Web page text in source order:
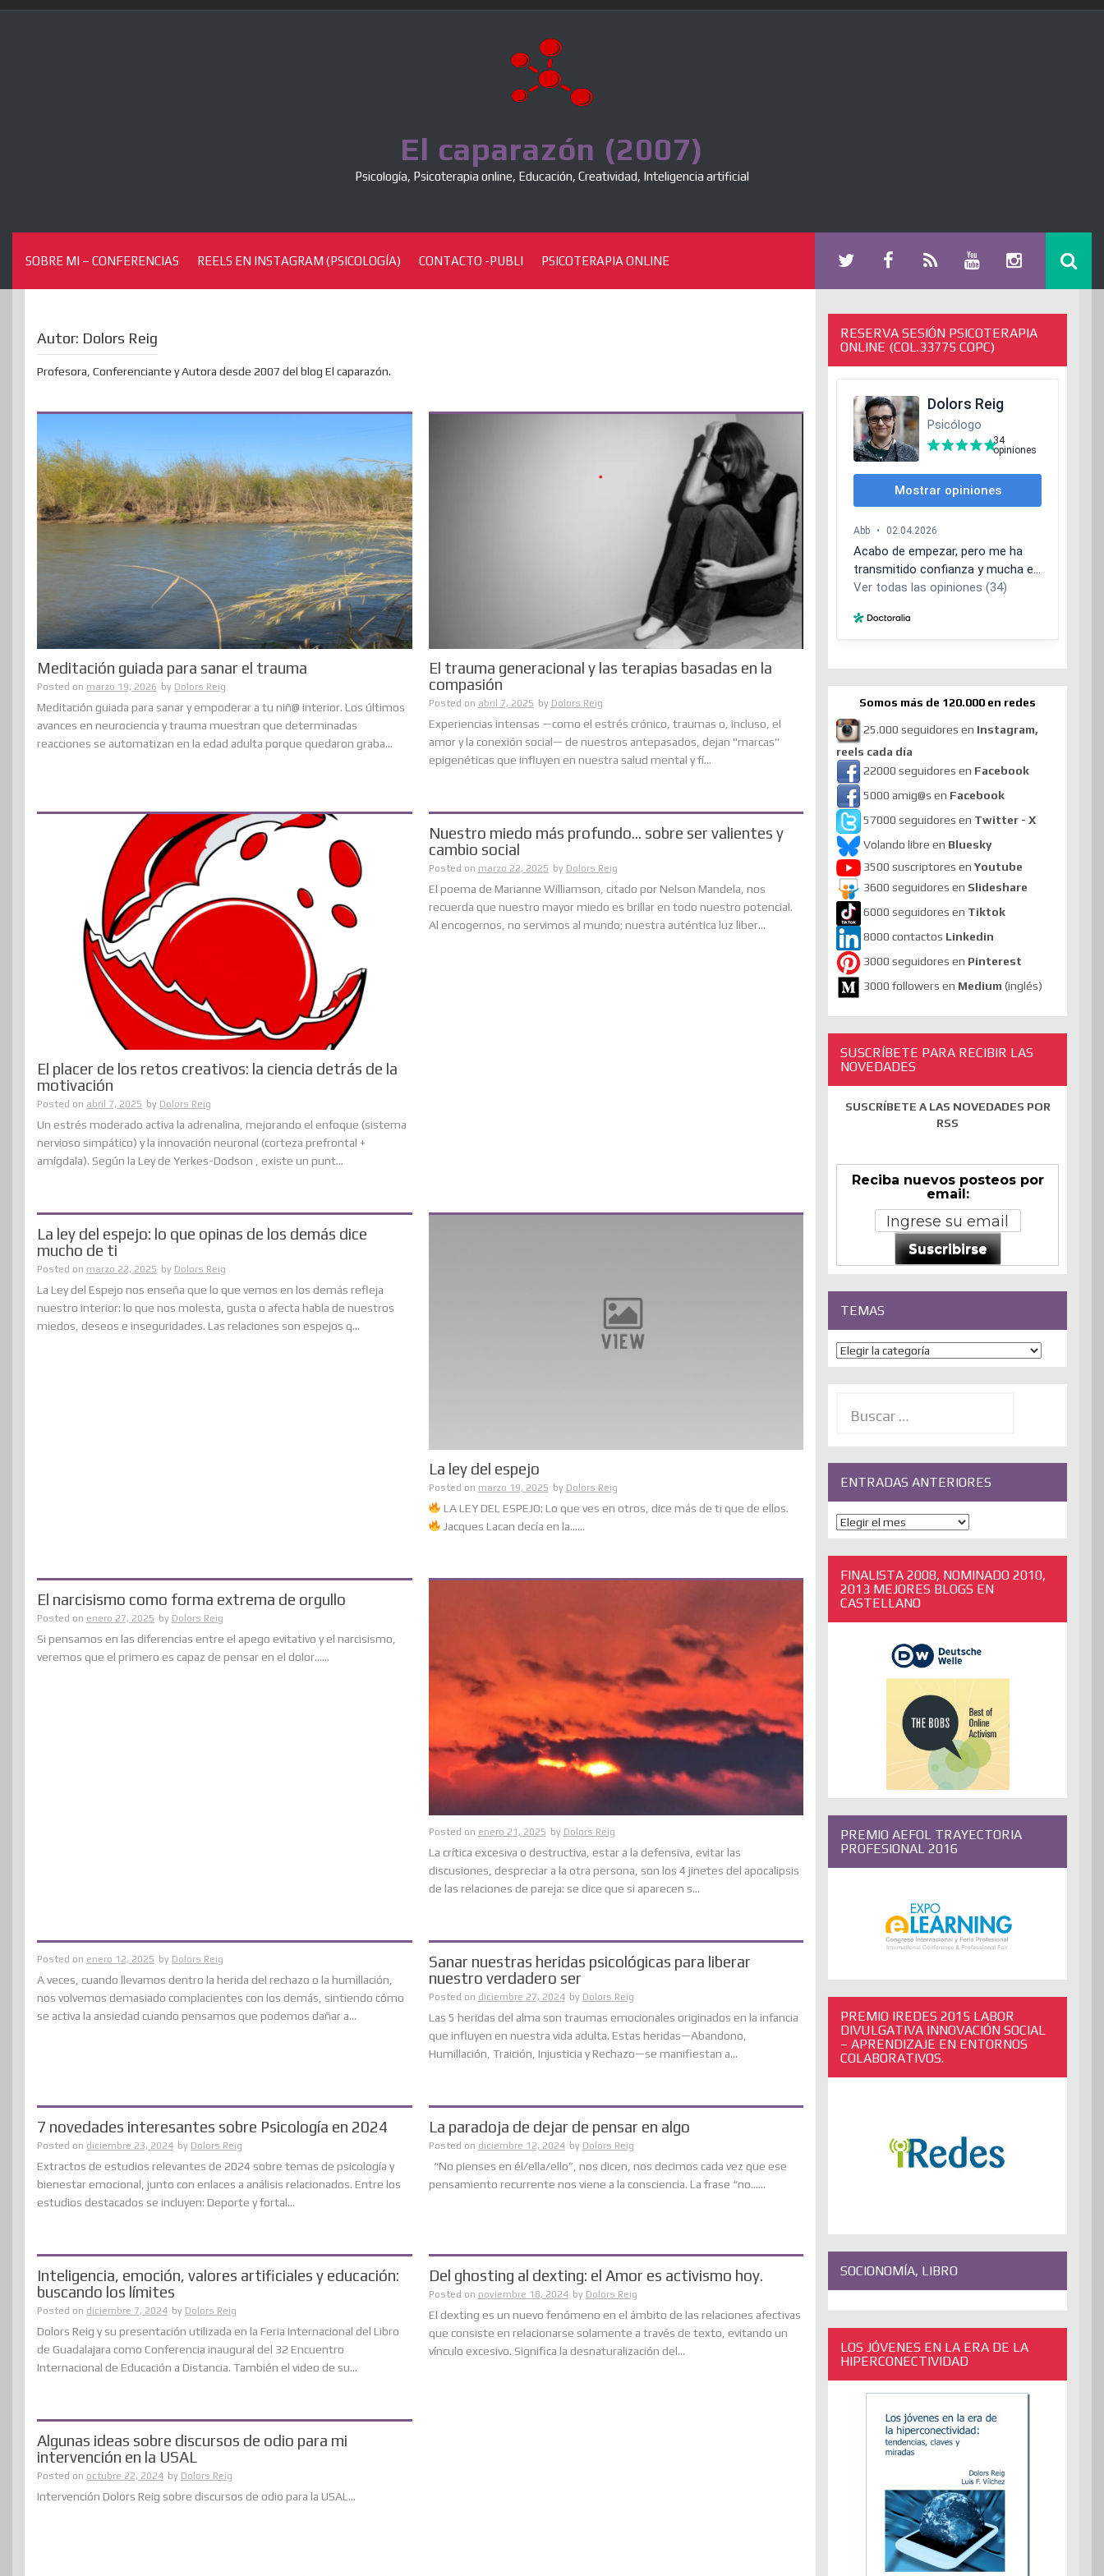
Skip
El caparazón (2007)
Psicología, Psicoterapia online, Educación, Creatividad, Inteligencia artificial
SOBRE MI – CONFERENCIAS REELS EN INSTAGRAM (PSICOLOGÍA) CONTACTO -PUBLI PSICOTERAPIA ONLINE
Autor: Dolors Reig
Profesora, Conferenciante y Autora desde 2007 del blog El caparazón.
Meditación guiada para sanar el trauma
Posted on marzo 19, 2026 by Dolors Reig
Meditación guiada para sanar y empoderar a tu niñ@ interior. Los últimos
avances en neurociencia y trauma muestran que determinadas
reacciones se automatizan en la edad adulta porque quedaron graba...
El trauma generacional y las terapias basadas en la
compasión
Posted on abril 7, 2025 by Dolors Reig
Experiencias intensas —como el estrés crónico, traumas o, incluso, el
amor y la conexión social— de nuestros antepasados, dejan "marcas"
epigenéticas que influyen en nuestra salud mental y fí...
El placer de los retos creativos: la ciencia detrás de la
motivación
Posted on abril 7, 2025 by Dolors Reig
Un estrés moderado activa la adrenalina, mejorando el enfoque (sistema
nervioso simpático) y la innovación neuronal (corteza prefrontal +
amígdala). Según la Ley de Yerkes-Dodson , existe un punt...
Nuestro miedo más profundo… sobre ser valientes y
cambio social
Posted on marzo 22, 2025 by Dolors Reig
El poema de Marianne Williamson, citado por Nelson Mandela, nos
recuerda que nuestro mayor miedo es brillar en todo nuestro potencial.
Al encogernos, no servimos al mundo; nuestra auténtica luz liber...
La ley del espejo: lo que opinas de los demás dice
mucho de ti
Posted on marzo 22, 2025 by Dolors Reig
La Ley del Espejo nos enseña que lo que vemos en los demás refleja
nuestro interior: lo que nos molesta, gusta o afecta habla de nuestros
miedos, deseos e inseguridades. Las relaciones son espejos q...
La ley del espejo
Posted on marzo 19, 2025 by Dolors Reig
LA LEY DEL ESPEJO: Lo que ves en otros, dice más de ti que de ellos.
Jacques Lacan decía en la......
El narcisismo como forma extrema de orgullo
Posted on enero 27, 2025 by Dolors Reig
Si pensamos en las diferencias entre el apego evitativo y el narcisismo,
veremos que el primero es capaz de pensar en el dolor......
Posted on enero 21, 2025 by Dolors Reig
La crítica excesiva o destructiva, estar a la defensiva, evitar las
discusiones, despreciar a la otra persona, son los 4 jinetes del apocalipsis
de las relaciones de pareja: se dice que si aparecen s...
Posted on enero 12, 2025 by Dolors Reig
A veces, cuando llevamos dentro la herida del rechazo o la humillación,
nos volvemos demasiado complacientes con los demás, sintiendo cómo
se activa la ansiedad cuando pensamos que podemos dañar a...
Sanar nuestras heridas psicológicas para liberar
nuestro verdadero ser
Posted on diciembre 27, 2024 by Dolors Reig
Las 5 heridas del alma son traumas emocionales originados en la infancia
que influyen en nuestra vida adulta. Estas heridas—Abandono,
Humillación, Traición, Injusticia y Rechazo—se manifiestan a...
7 novedades interesantes sobre Psicología en 2024
Posted on diciembre 23, 2024 by Dolors Reig
Extractos de estudios relevantes de 2024 sobre temas de psicología y
bienestar emocional, junto con enlaces a análisis relacionados. Entre los
estudios destacados se incluyen: Deporte y fortal...
La paradoja de dejar de pensar en algo
Posted on diciembre 12, 2024 by Dolors Reig
“No pienses en él/ella/ello”, nos dicen, nos decimos cada vez que ese
pensamiento recurrente nos viene a la consciencia. La frase “no......
Inteligencia, emoción, valores artificiales y educación:
buscando los límites
Posted on diciembre 7, 2024 by Dolors Reig
Dolors Reig y su presentación utilizada en la Feria Internacional del Libro
de Guadalajara como Conferencia inaugural del 32 Encuentro
Internacional de Educación a Distancia. También el video de su...
Del ghosting al dexting: el Amor es activismo hoy.
Posted on noviembre 18, 2024 by Dolors Reig
El dexting es un nuevo fenómeno en el ámbito de las relaciones afectivas
que consiste en relacionarse solamente a través de texto, evitando un
vínculo excesivo. Significa la desnaturalización del...
Algunas ideas sobre discursos de odio para mi
intervención en la USAL
Posted on octubre 22, 2024 by Dolors Reig
Intervención Dolors Reig sobre discursos de odio para la USAL...
RESERVA SESIÓN PSICOTERAPIA
ONLINE (COL.33775 COPC)
Somos más de 120.000 en redes
25.000 seguidores en Instagram,
reels cada día
22000 seguidores en Facebook
5000 amig@s en Facebook
57000 seguidores en Twitter - X
Volando libre en Bluesky
3500 suscriptores en Youtube
3600 seguidores en Slideshare
6000 seguidores en Tiktok
8000 contactos Linkedin
3000 seguidores en Pinterest
3000 followers en Medium (inglés)
SUSCRÍBETE PARA RECIBIR LAS
NOVEDADES
SUSCRÍBETE A LAS NOVEDADES POR
RSS
Reciba nuevos posteos por
email:
Suscribirse
TEMAS
Temas
ENTRADAS ANTERIORES
ENTRADAS
ANTERIORES
FINALISTA 2008, NOMINADO 2010,
2013 MEJORES BLOGS EN
CASTELLANO
PREMIO AEFOL TRAYECTORIA
PROFESIONAL 2016
PREMIO IREDES 2015 LABOR
DIVULGATIVA INNOVACIÓN SOCIAL
– APRENDIZAJE EN ENTORNOS
COLABORATIVOS.
SOCIONOMÍA, LIBRO
LOS JÓVENES EN LA ERA DE LA
HIPERCONECTIVIDAD